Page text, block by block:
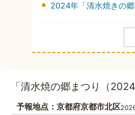
2024年「清水焼きの
「清水焼の郷まつり（
予報地点：京都府京都市北区